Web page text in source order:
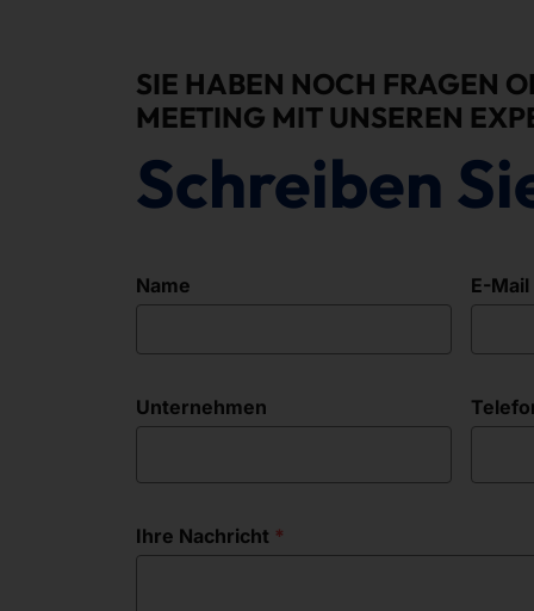
SIE HABEN NOCH FRAGEN
MEETING MIT UNSEREN
Schreiben
Name E-Mail
Unternehmen
Ihre Nachricht